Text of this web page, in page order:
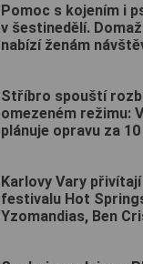
Pomoc s kojením i
v šestinedělí.
nabízí ženám
Stříbro spouští
omezeném režimu:
plánuje opravu za
Karlovy Vary
festivalu Hot
Yzomandias, Ben